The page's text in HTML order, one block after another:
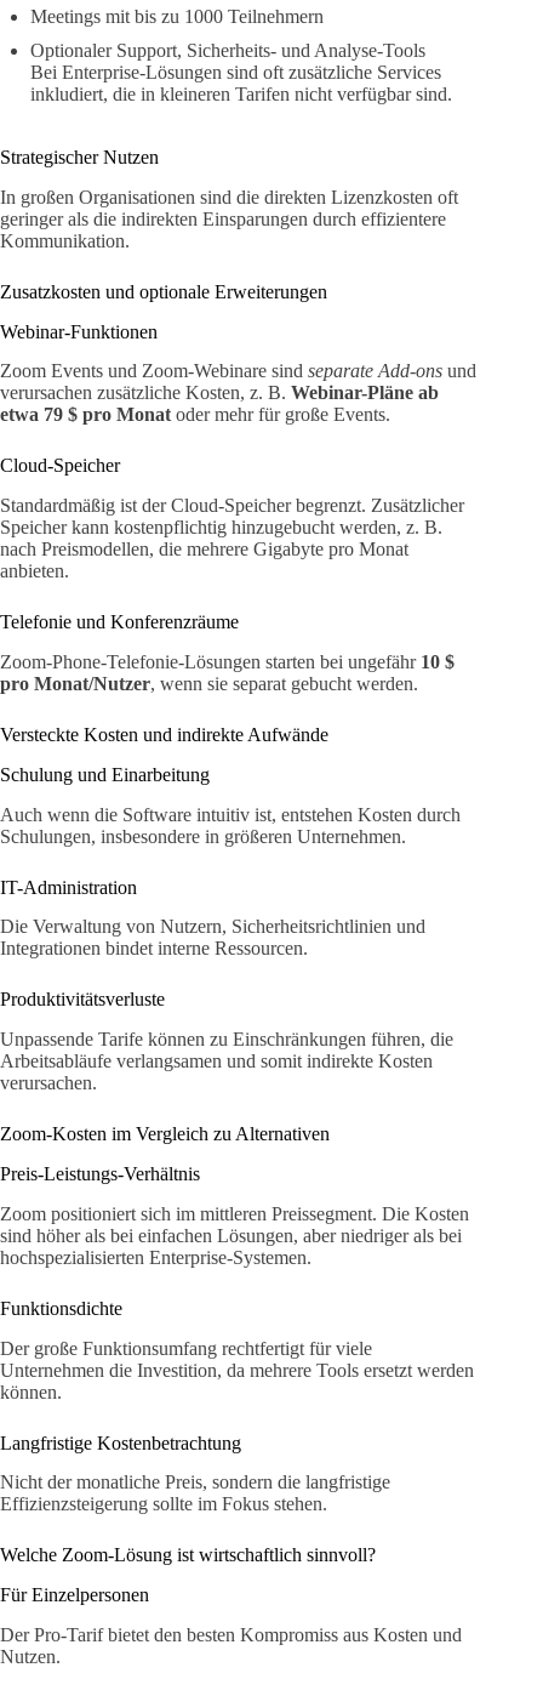
Meetings mit bis zu 1000 Teilnehmern
Optionaler Support, Sicherheits- und Analyse-Tools
Bei Enterprise-Lösungen sind oft zusätzliche Services
inkludiert, die in kleineren Tarifen nicht verfügbar sind.
Strategischer Nutzen
In großen Organisationen sind die direkten Lizenzkosten oft
geringer als die indirekten Einsparungen durch effizientere
Kommunikation.
Zusatzkosten und optionale Erweiterungen
Webinar-Funktionen
Zoom Events und Zoom-Webinare sind separate Add-ons und
verursachen zusätzliche Kosten, z. B. Webinar-Pläne ab
etwa 79 $ pro Monatoder mehr für große Events.
Cloud-Speicher
Standardmäßig ist der Cloud-Speicher begrenzt. Zusätzlicher
Speicher kann kostenpflichtig hinzugebucht werden, z. B.
nach Preismodellen, die mehrere Gigabyte pro Monat
anbieten.
Telefonie und Konferenzräume
Zoom-Phone-Telefonie-Lösungen starten bei ungefähr 10 $
pro Monat/Nutzer, wenn sie separat gebucht werden.
Versteckte Kosten und indirekte Aufwände
Schulung und Einarbeitung
Auch wenn die Software intuitiv ist, entstehen Kosten durch
Schulungen, insbesondere in größeren Unternehmen.
IT-Administration
Die Verwaltung von Nutzern, Sicherheitsrichtlinien und
Integrationen bindet interne Ressourcen.
Produktivitätsverluste
Unpassende Tarife können zu Einschränkungen führen, die
Arbeitsabläufe verlangsamen und somit indirekte Kosten
verursachen.
Zoom-Kosten im Vergleich zu Alternativen
Preis-Leistungs-Verhältnis
Zoom positioniert sich im mittleren Preissegment. Die Kosten
sind höher als bei einfachen Lösungen, aber niedriger als bei
hochspezialisierten Enterprise-Systemen.
Funktionsdichte
Der große Funktionsumfang rechtfertigt für viele
Unternehmen die Investition, da mehrere Tools ersetzt werden
können.
Langfristige Kostenbetrachtung
Nicht der monatliche Preis, sondern die langfristige
Effizienzsteigerung sollte im Fokus stehen.
Welche Zoom-Lösung ist wirtschaftlich sinnvoll?
Für Einzelpersonen
Der Pro-Tarif bietet den besten Kompromiss aus Kosten und
Nutzen.